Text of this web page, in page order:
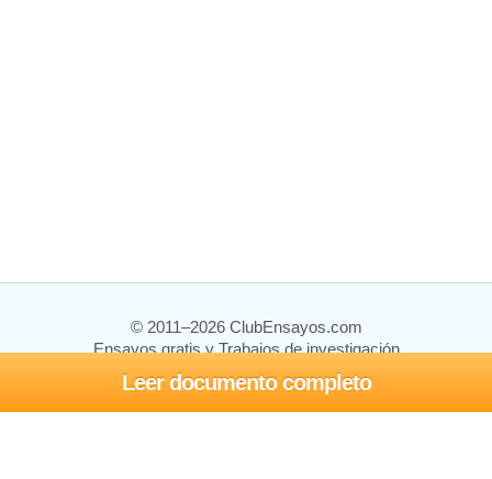
Leer documento completo
© 2011–2026 ClubEnsayos.com
Ensayos gratis y Trabajos de investigación